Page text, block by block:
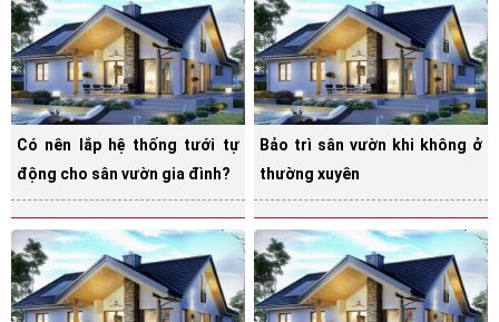
Có nên lắp hệ thống tưới tự
động cho sân vườn gia đình?
Bảo trì sân vườn khi không ở
thường xuyên